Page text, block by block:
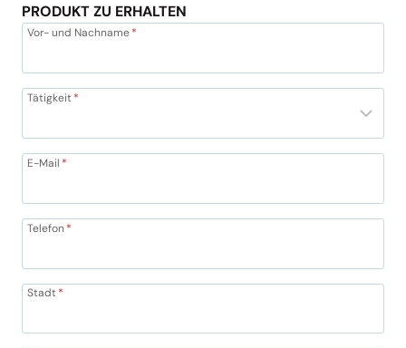
PRODUKT ZU ERHALTEN
Vor- und Nachname*
Tätigkeit*
E-Mail *
Telefon*
Stadt*